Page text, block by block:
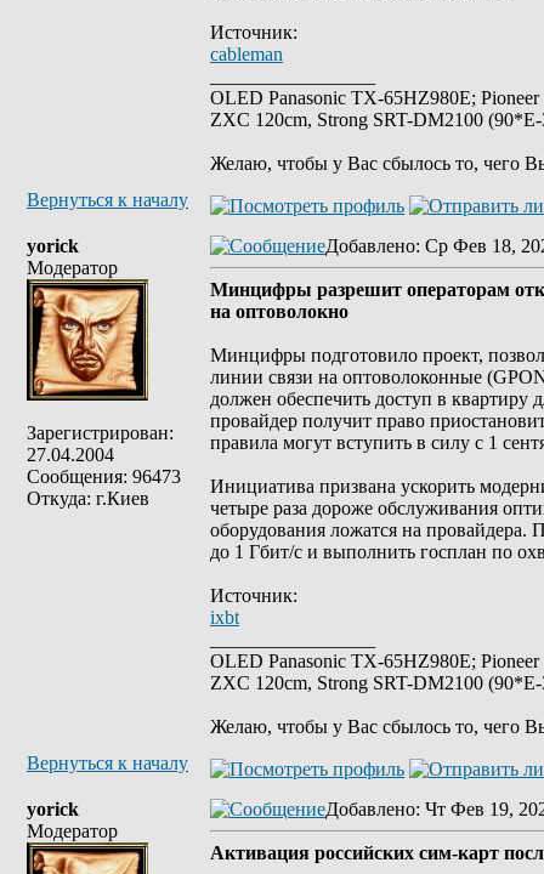
Источник:
cableman
OLED Panasonic TX-65HZ980E;
ZXC 120cm, Strong SRT-DM2100
Желаю, чтобы у Вас сбылось то, чего
Вернуться к началу
yorick
Модератор
Зарегистрирован:
27.04.2004
Сообщения: 96473
Откуда: г.Киев
Добавлено: Ср Фев 18,
Минцифры разрешит операторам
на оптоволокно
Минцифры подготовило проект,
линии связи на оптоволоконные
должен обеспечить доступ в квартиру
провайдер получит право
правила могут вступить в силу с 1
Инициатива призвана ускорить
четыре раза дороже обслуживания
оборудования ложатся на провайдера.
до 1 Гбит/с и выполнить госплан по
Источник:
ixbt
OLED Panasonic TX-65HZ980E;
ZXC 120cm, Strong SRT-DM2100
Желаю, чтобы у Вас сбылось то, чего
Вернуться к началу
yorick
Модератор
Добавлено: Чт Фев 19,
Активация российских сим-карт